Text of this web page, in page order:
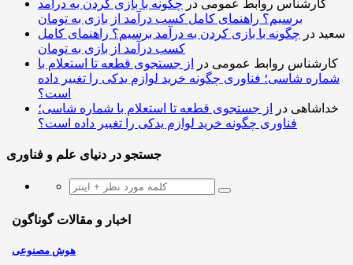
کارشناس روابط عمومی در چگونه با بازی کردن به درآمد
برسیم؟ راهنمای کامل کسب درآمد از بازی به تومان
سعید در چگونه با بازی کردن به درآمد برسیم؟ راهنمای کامل
کسب درآمد از بازی به تومان
کارشناس روابط عمومی در
از جستجوی قطعه تا استعلام با
شماره شاسی؛ فناوری چگونه خرید لوازم یدکی را تغییر داده
است؟
خداشاهی در
از جستجوی قطعه تا استعلام با شماره شاسی؛
فناوری چگونه خرید لوازم یدکی را تغییر داده است؟
جستجو در دنیای علم و فناوری
اخبار و مقالات گوناگون
هوش مصنوعی